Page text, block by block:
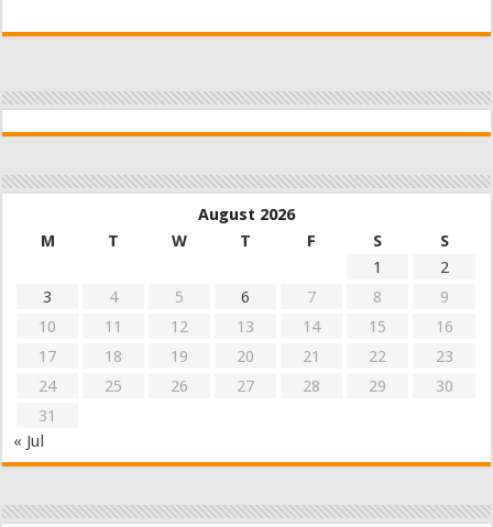
August 2026
M
T W T F S
S
1
2
3
4 5 6 7 8
9
10
11 12 13 14 15
16
17
18 19 20 21 22
23
24
25 26 27 28 29
30
31
« Jul